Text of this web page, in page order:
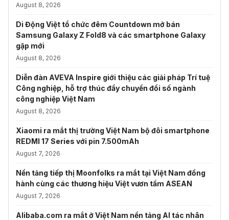
August 8, 2026
Di Động Việt tổ chức đêm Countdown mở bán
Samsung Galaxy Z Fold8 và các smartphone Galaxy
gập mới
August 8, 2026
Diễn đàn AVEVA Inspire giới thiệu các giải pháp Trí tuệ
Công nghiệp, hỗ trợ thúc đẩy chuyển đổi số ngành
công nghiệp Việt Nam
August 8, 2026
Xiaomi ra mắt thị trường Việt Nam bộ đôi smartphone
REDMI 17 Series với pin 7.500mAh
August 7, 2026
Nền tảng tiếp thị Moonfolks ra mắt tại Việt Nam đồng
hành cùng các thương hiệu Việt vươn tầm ASEAN
August 7, 2026
Alibaba.com ra mắt ở Việt Nam nền tảng AI tác nhân